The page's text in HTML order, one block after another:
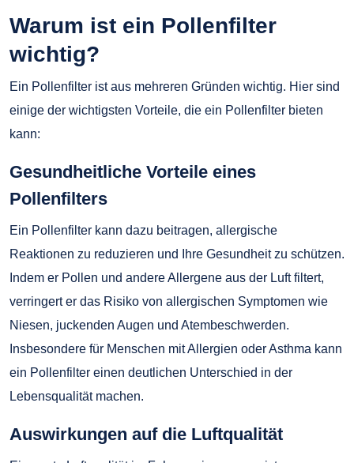
Warum ist ein Pollenfilter
wichtig?
Ein Pollenfilter ist aus mehreren Gründen wichtig. Hier sind
einige der wichtigsten Vorteile, die ein Pollenfilter bieten
kann:
Gesundheitliche Vorteile eines
Pollenfilters
Ein Pollenfilter kann dazu beitragen, allergische
Reaktionen zu reduzieren und Ihre Gesundheit zu schützen.
Indem er Pollen und andere Allergene aus der Luft filtert,
verringert er das Risiko von allergischen Symptomen wie
Niesen, juckenden Augen und Atembeschwerden.
Insbesondere für Menschen mit Allergien oder Asthma kann
ein Pollenfilter einen deutlichen Unterschied in der
Lebensqualität machen.
Auswirkungen auf die Luftqualität